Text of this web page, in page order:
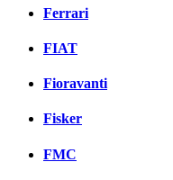
Ferrari
FIAT
Fioravanti
Fisker
FMC